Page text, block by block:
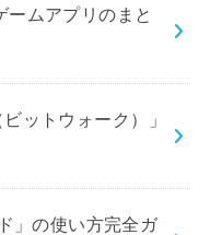
ームアプリのまと
ットウォーク）」
」の使い方完全ガ